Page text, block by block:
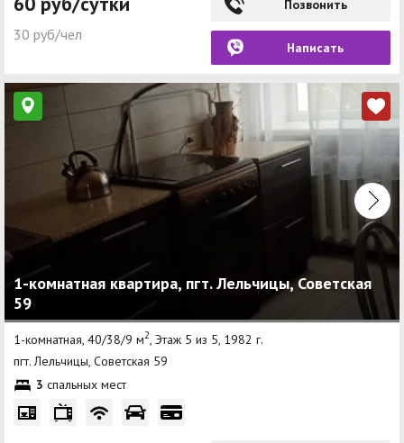
30 руб/чел
Позвонить
Написать
1-комнатная квартира, пгт. Лельчицы, Советская
59
1-комнатная, 40/38/9 м2, Этаж 5 из 5, 1982 г.
пгт. Лельчицы, Советская 59
3 спальных мест